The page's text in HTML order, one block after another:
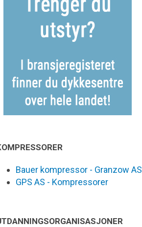
Bauer kompressor - Granzow AS
GPS AS - Kompressorer